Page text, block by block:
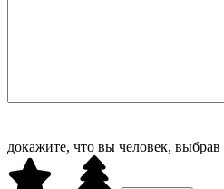
докажите, что вы человек, выбрав